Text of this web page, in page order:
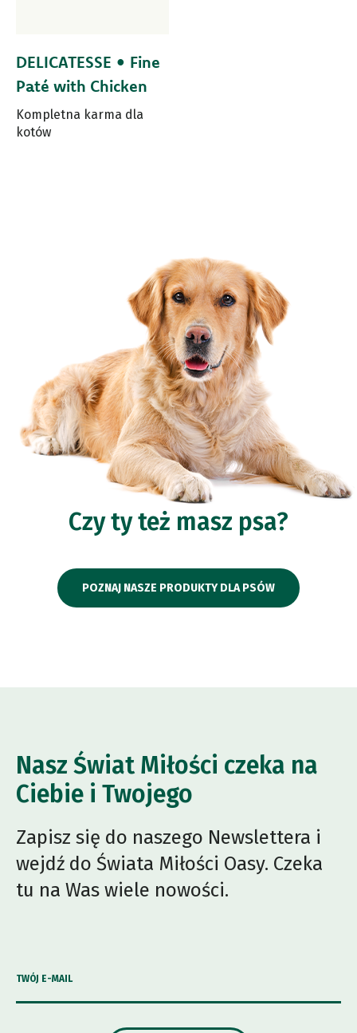
DELICATESSE • Fine
Paté with Chicken
Kompletna karma dla
kotów
Czy ty też masz psa?
POZNAJ NASZE PRODUKTY DLA PSÓW
Nasz Świat Miłości czeka na
Ciebie i Twojego
Zapisz się do naszego Newslettera i
wejdź do Świata Miłości Oasy. Czeka
tu na Was wiele nowości.
TWÓJ E-MAIL